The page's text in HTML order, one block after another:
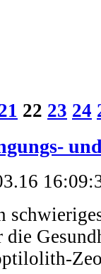
22 23 24
die